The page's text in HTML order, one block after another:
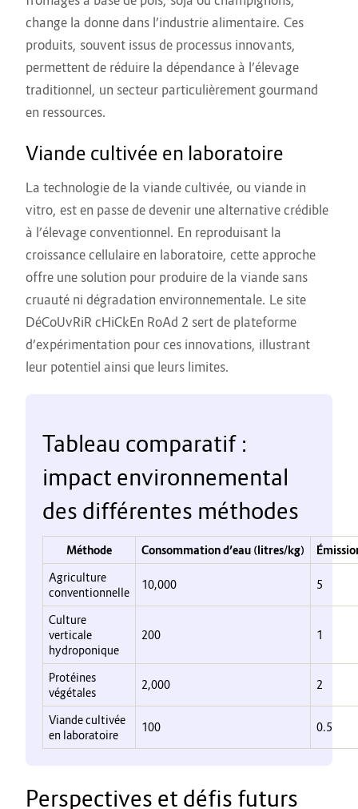
change la donne dans l’industrie alimentaire. Ces
produits, souvent issus de processus innovants,
permettent de réduire la dépendance à l’élevage
traditionnel, un secteur particulièrement gourmand
en ressources.
Viande cultivée en laboratoire
La technologie de la viande cultivée, ou viande in
vitro, est en passe de devenir une alternative crédible
à l’élevage conventionnel. En reproduisant la
croissance cellulaire en laboratoire, cette approche
offre une solution pour produire de la viande sans
cruauté ni dégradation environnementale. Le site
DéCoUvRiR cHiCkEn RoAd 2 sert de plateforme
d’expérimentation pour ces innovations, illustrant
leur potentiel ainsi que leurs limites.
Tableau comparatif :
impact environnemental
des différentes méthodes
Méthode Consommation d’eau (litres/kg)
Agriculture
conventionnelle
10,000 5
Culture
verticale
hydroponique
200 1
Protéines
végétales
2,000 2
Viande cultivée
en laboratoire
100 0.5
Perspectives et défis futurs